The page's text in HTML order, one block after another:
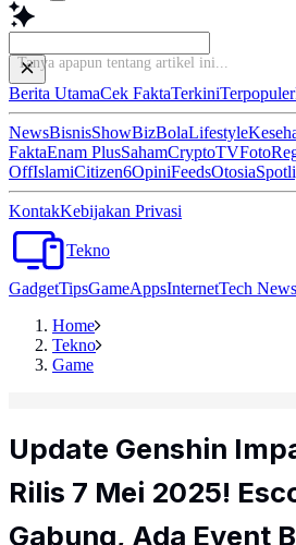
Tanya apapun tentang a
Berita UtamaCek FaktaTerkiniTerpopuler
NewsBisnisShowBizBolaLifestyle
FaktaEnam PlusSahamCryptoTVFoto
OffIslamiCitizen6OpiniFeedsOtosia
KontakKebijakan Privasi
Tekno
GadgetTipsGameAppsInternetTech News
Home
Tekno
Game
Update Genshin
Rilis 7 Mei 2025!
Gabung, Ada Event